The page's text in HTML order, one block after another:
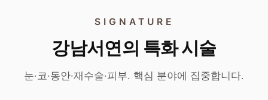
SIGNATURE
강남서연의 특화 시술
눈·코·동안·재수술·피부. 핵심 분야에 집중합니다.